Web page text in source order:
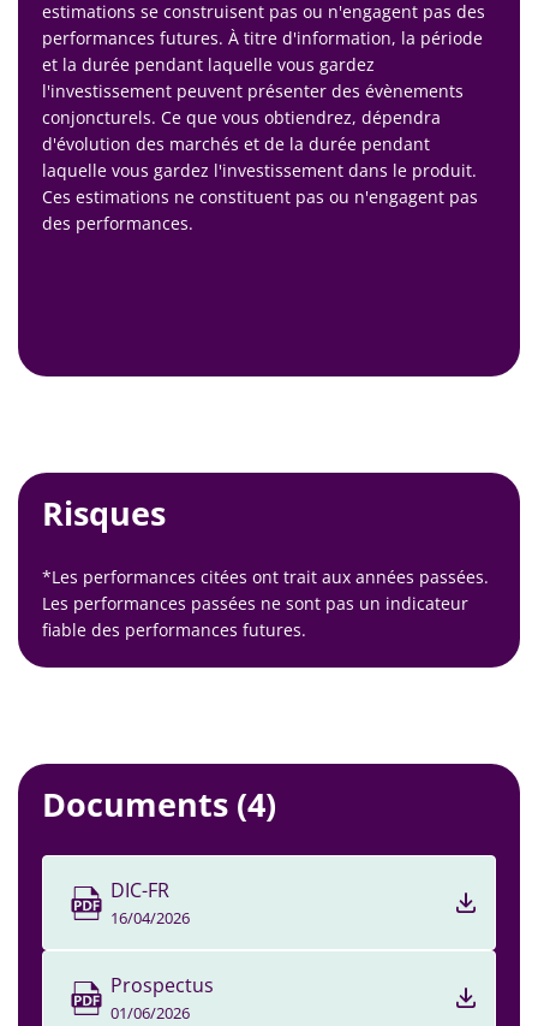
estimations se construisent pas ou n'engagent pas des
performances futures. À titre d'information, la période
et la durée pendant laquelle vous gardez
l'investissement peuvent présenter des évènements
conjoncturels. Ce que vous obtiendrez, dépendra
d'évolution des marchés et de la durée pendant
laquelle vous gardez l'investissement dans le produit.
Ces estimations ne constituent pas ou n'engagent pas
des performances.
Risques
*Les performances citées ont trait aux années passées.
Les performances passées ne sont pas un indicateur
fiable des performances futures.
Documents (4)
DIC-FR
16/04/2026
Prospectus
01/06/2026